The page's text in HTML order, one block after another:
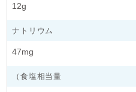
12g
ナトリウム
47mg
（食塩相当量